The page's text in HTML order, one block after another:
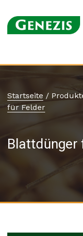
Startseite /
für Felder
Blattdünger